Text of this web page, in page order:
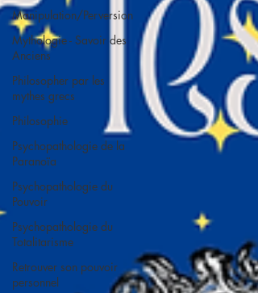
Manipulation/Perversion
Mythologie - Savoir des
Anciens
Philosopher par les
mythes grecs
Philosophie
Psychopathologie de la
Paranoïa
Psychopathologie du
Pouvoir
Psychopathologie du
Totalitarisme
Retrouver son pouvoir
personnel